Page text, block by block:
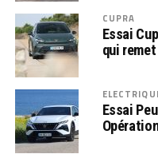
CUPRA
Essai
qui
Essai